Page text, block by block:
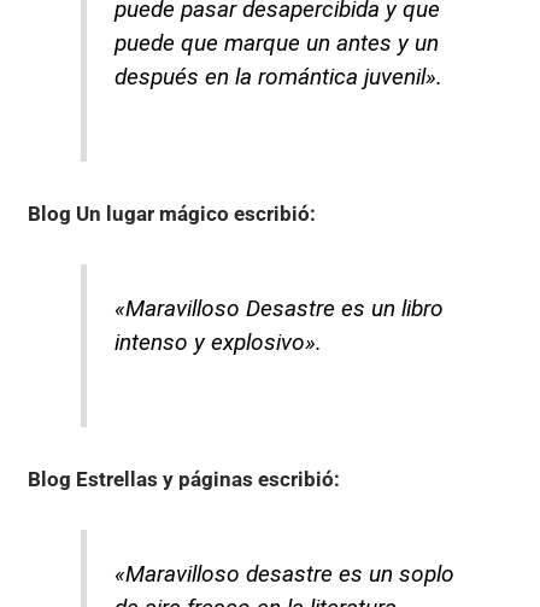
puede pasar desapercibida y que
puede que marque un antes y un
después en la romántica juvenil».
Blog Un lugar mágico escribió:
«Maravilloso Desastre es un libro
intenso y explosivo».
Blog Estrellas y páginas escribió:
«Maravilloso desastre es un soplo